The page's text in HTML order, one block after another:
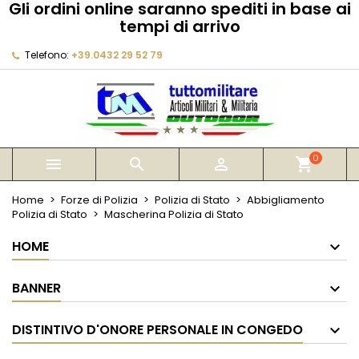
Gli ordini online saranno spediti in base ai
tempi di arrivo
Telefono: +39.0432 29 52 79
   shopping_cart0
Home Forze di Polizia Polizia di Stato
Abbigliamento
Polizia di Stato
Mascherina Polizia di Stato
HOME
BANNER
DISTINTIVO D'ONORE PERSONALE IN CONGEDO
My wishlists
add_circle_outline Create new list
Crea lista dei desideri
Annulla Crea lista dei desideri
Devi avere effettuato l'accesso per salvare dei
prodotti nella tua lista dei desideri.
Annulla